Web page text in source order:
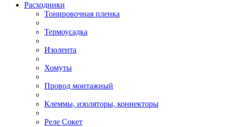
Расходники
Тонировочная пленка
Термоусадка
Изолента
Хомуты
Провод монтажный
Клеммы, изоляторы, коннекторы
Реле Сокет